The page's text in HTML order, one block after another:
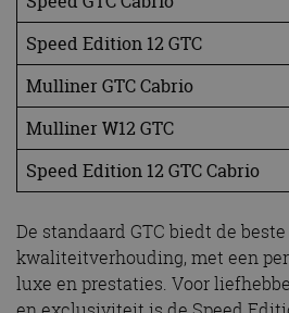
Speed Edition 12 GTC
Mulliner GTC Cabrio
Mulliner W12 GTC
Speed Edition 12 GTC Cabrio
De standaard GTC biedt de
kwaliteitverhouding, met een
luxe en prestaties. Voor